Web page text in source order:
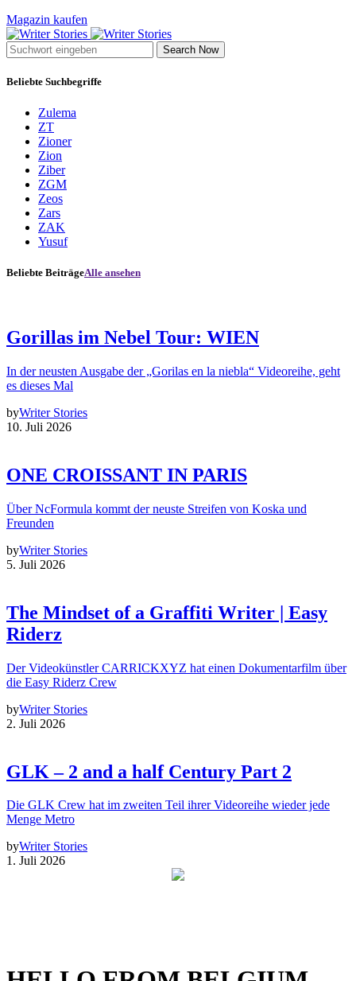
Magazin kaufen
Search Now
Beliebte Suchbegriffe
Zulema
ZT
Zioner
Zion
Ziber
ZGM
Zeos
Zars
ZAK
Yusuf
Beliebte BeiträgeAlle ansehen
Gorillas im Nebel Tour: WIEN
In der neusten Ausgabe der „Gorilas en la niebla“ Videoreihe, geht
es dieses Mal
byWriter Stories
10. Juli 2026
ONE CROISSANT IN PARIS
Über NcFormula kommt der neuste Streifen von Koska und
Freunden
byWriter Stories
5. Juli 2026
The Mindset of a Graffiti Writer | Easy
Riderz
Der Videokünstler CARRICKXYZ hat einen Dokumentarfilm über
die Easy Riderz Crew
byWriter Stories
2. Juli 2026
GLK – 2 and a half Century Part 2
Die GLK Crew hat im zweiten Teil ihrer Videoreihe wieder jede
Menge Metro
byWriter Stories
1. Juli 2026